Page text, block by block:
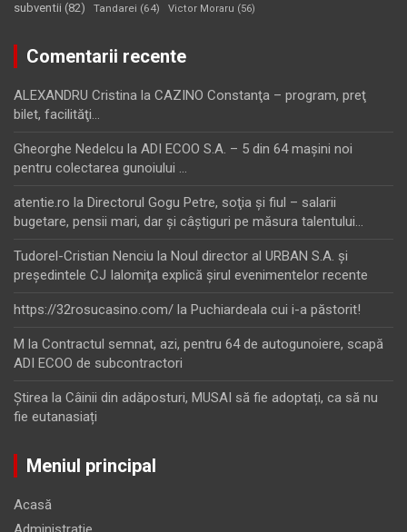
subventii (82) Tandarei (64) Victor Moraru (56)
Comentarii recente
ALEXANDRU Cristina la CAZINO Constanţa – program, preţ
bilet, facilităţi…
Gheorghe Nedelcu la ADI ECOO S.A. – 5 din 64 maşini noi
pentru colectarea gunoiului …
atentie.ro la Directorul Gogu Petre, soţia şi fiul – salarii
bugetare, pensii mari, dar şi câştiguri pe măsura talentului…
Tudorel-Cristian Nenciu la Noul director al URBAN S.A. şi
preşedintele CJ Ialomiţa explică şirul evenimentelor recente
https://32rosucasino.com/ la Puchiardeala cui i-a păstorit!
M la Contractul semnat, azi, pentru 64 de autogunoiere, scapă
ADI ECOO de subcontractori
Ştirea la Câinii din adăposturi, MUSAI să fie adoptați, ca să nu
fie eutanasiați
Meniul principal
Acasă